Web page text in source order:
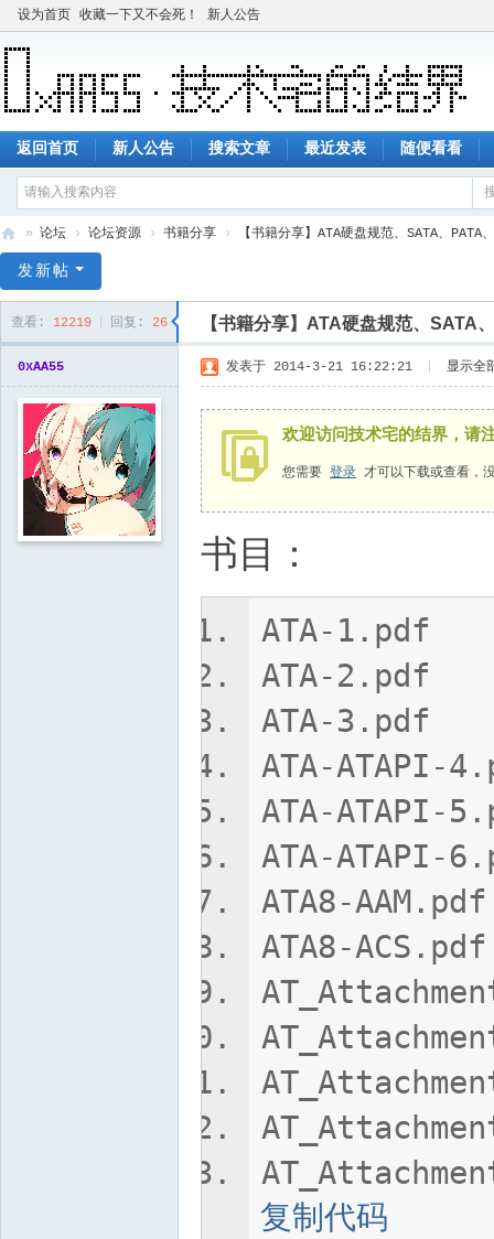
设为首页 收藏一下又不会死！ 新人公告
返回首页 新人公告 搜索文章 最近发表 随便看看
术
宅
» 论坛 › 论坛资源 › 书籍分享 › 【书籍分享】ATA硬盘规范、SATA、
发新帖
查看: 12219 回复: 26 【书籍分享】ATA硬盘规范、SATA
0xAA55 发表于 2014-3-21 16:22:21 显示全
欢迎访问技术宅的结界，请
您需要 登录 才可以下载或查看，
书目：
ATA-1.pdf
ATA-2.pdf
ATA-3.pdf
ATA-ATAPI-
ATA-ATAPI-
ATA-ATAPI-
ATA8-AAM.pdf
ATA8-ACS.pdf
复制代码